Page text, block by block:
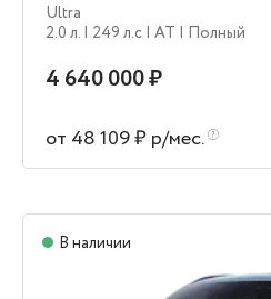
Ultra
2.0 л. | 249 л.c | AT | Полный
4 640 000 ₽
от 48 109 ₽ р/мес.
В наличии